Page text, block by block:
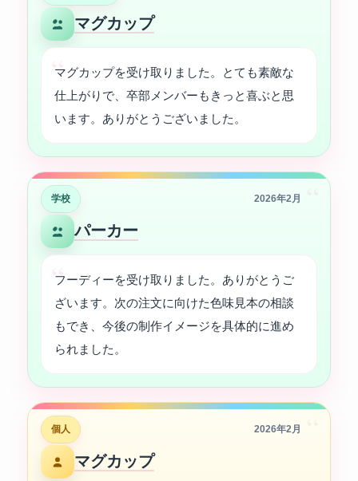
マグカップ
マグカップを受け取りました。とても素敵な
仕上がりで、卒部メンバーもきっと喜ぶと思
います。ありがとうございました。
学校 2026年2月
パーカー
フーディーを受け取りました。ありがとうご
ざいます。次の注文に向けた色味見本の相談
もでき、今後の制作イメージを具体的に進め
られました。
個人 2026年2月
マグカップ